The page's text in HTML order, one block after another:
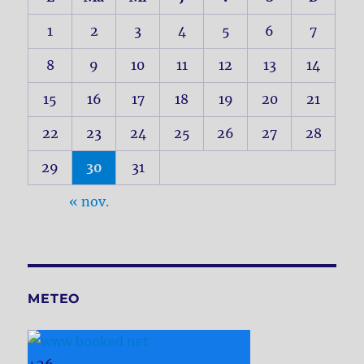
1 2 3 4 5 6 7
8 9 10 11 12 13 14
15 16 17 18 19 20 21
22 23 24 25 26 27 28
29 30 31
« nov.
METEO